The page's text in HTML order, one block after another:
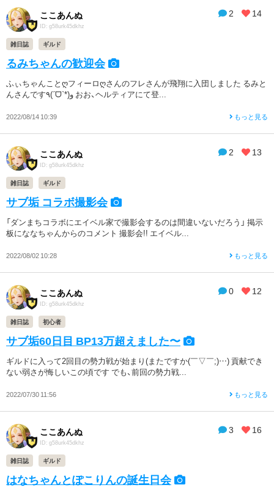
2 14
ここあんぬ
ID: g58urk45dkhz
雑日誌 ギルド
るみちゃんの歓迎会
ふぃちゃんことღフィーロღさんのフレさんが飛翔に入団しました るみと
んさんです٩(ˊᗜˋ*)و おお、ヘルティアにて登...
2022/08/14 10:39 もっと見る
2 13
ここあんぬ
ID: g58urk45dkhz
雑日誌 ギルド
サブ垢 コラボ撮影会
「ダンまちコラボにエイベル家で撮影会するのは間違いないだろう」 掲示
板にななちゃんからのコメント 撮影会!! エイベル...
2022/08/02 10:28 もっと見る
0 12
ここあんぬ
ID: g58urk45dkhz
雑日誌 初心者
サブ垢60日目 BP13万超えました〜
ギルドに入って2回目の勢力戦が始まり(またですか(￣▽￣;)…) 貢献でき
ない弱さが悔しいこの頃です でも、前回の勢力戦...
2022/07/30 11:56 もっと見る
3 16
ここあんぬ
ID: g58urk45dkhz
雑日誌 ギルド
はなちゃんとぽこりんの誕生日会